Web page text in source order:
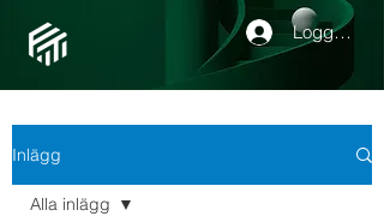
Logga in
Inlägg
Alla inlägg